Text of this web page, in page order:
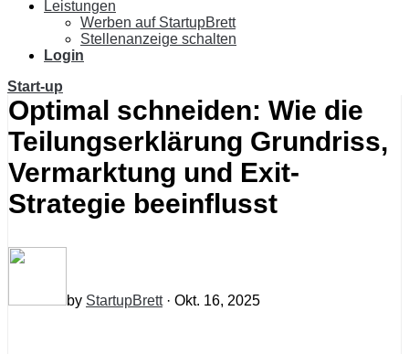
Leistungen
Werben auf StartupBrett
Stellenanzeige schalten
Login
Start-up
Optimal schneiden: Wie die
Teilungserklärung Grundriss,
Vermarktung und Exit-
Strategie beeinflusst
by StartupBrett· Okt. 16, 2025